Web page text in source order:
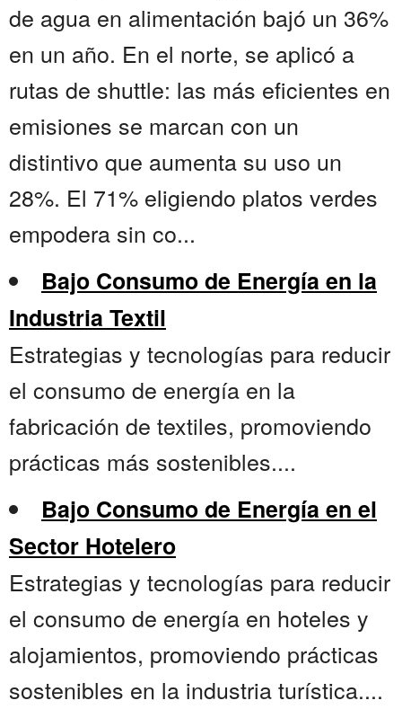
de agua en alimentación bajó un 36%
en un año. En el norte, se aplicó a
rutas de shuttle: las más eficientes en
emisiones se marcan con un
distintivo que aumenta su uso un
28%. El 71% eligiendo platos verdes
empodera sin co...
Bajo Consumo de Energía en la
Industria Textil
Estrategias y tecnologías para reducir
el consumo de energía en la
fabricación de textiles, promoviendo
prácticas más sostenibles....
Bajo Consumo de Energía en el
Sector Hotelero
Estrategias y tecnologías para reducir
el consumo de energía en hoteles y
alojamientos, promoviendo prácticas
sostenibles en la industria turística....